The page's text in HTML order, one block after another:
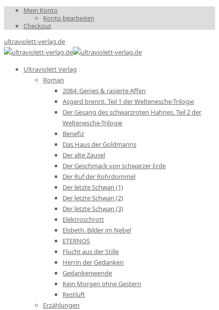
Mein Konto
Konto bearbeiten
Checkout
ultraviolett-verlag.de
Ultraviolett Verlag
Roman
2084: Genies & rasierte Affen
Asgard brennt. Teil 1 der Weltenesche-Trilogie
Der Gesang des schwarzroten Hahnes. Teil 2 der
Weltenesche-Trilogie
Benefiz
Das Haus der Goldmanns
Der alte Zausel
Der Geschmack von schwarzer Erde
Der Ruf der Rohrdommel
Der letzte Schwan (1)
Der letzte Schwan (2)
Der letzte Schwan (3)
Elektroschrott
Elsbeth. Bilder im Nebel
ETERNOS
Flucht aus der Stille
Herrin der Gedanken
Gedankenwende
Kein Morgen ohne Gestern
Restluft
Erzählungen